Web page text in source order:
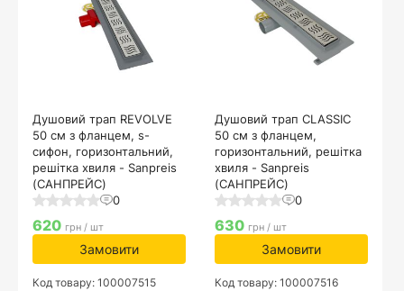
Душовий трап REVOLVE
50 см з фланцем, s-
сифон, горизонтальний,
решітка хвиля - Sanpreis
(САНПРЕЙС)
0
620 грн / шт
Замовити
Код товару: 100007515
Душовий трап CLASSIC
50 см з фланцем,
горизонтальний, решітка
хвиля - Sanpreis
(САНПРЕЙС)
0
630 грн / шт
Замовити
Код товару: 100007516